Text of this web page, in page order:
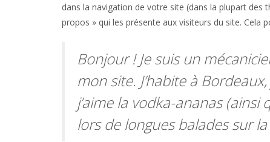
dans la navigation de votre site (dans la plupart des
propos » qui les présente aux visiteurs du site. Cela
Bonjour ! Je suis un
mon site. J’habite à
j’aime la vodka-ananas
lors de longues balades sur